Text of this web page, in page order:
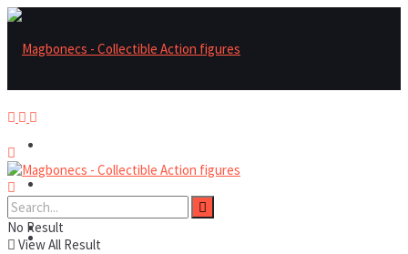
Reviews
Reviews
No Result
View All Result